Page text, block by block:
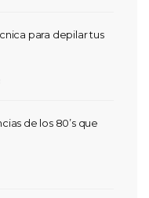
para depilar tus
de los 80’s que